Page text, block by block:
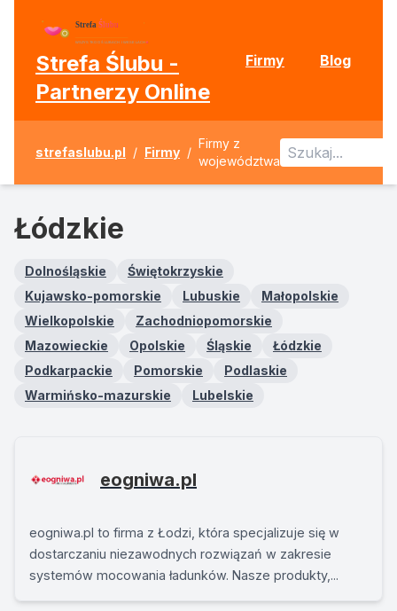
Strefa Ślubu -
Partnerzy Online
Firmy Blog
strefaslubu.pl / Firmy /
Firmy z
województwa
Łódzkie
Dolnośląskie
Świętokrzyskie
Kujawsko-pomorskie
Lubuskie
Małopolskie
Wielkopolskie
Zachodniopomorskie
Mazowieckie
Opolskie Śląskie
Łódzkie
Podkarpackie
Pomorskie
Podlaskie
Warmińsko-mazurskie
Lubelskie
eogniwa.pl
eogniwa.pl to firma z Łodzi, która specjalizuje się w
dostarczaniu niezawodnych rozwiązań w zakresie
systemów mocowania ładunków. Nasze produkty,...